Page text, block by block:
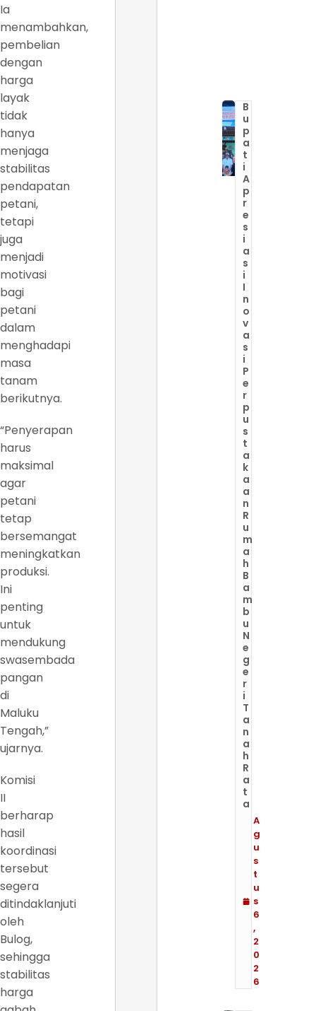
Ia
menambahkan,
pembelian
dengan
harga
layak
tidak
hanya
menjaga
stabilitas
pendapatan
petani,
tetapi
juga
menjadi
motivasi
bagi
petani
dalam
menghadapi
masa
tanam
berikutnya.
“Penyerapan
harus
maksimal
agar
petani
tetap
bersemangat
meningkatkan
produksi.
Ini
penting
untuk
mendukung
swasembada
pangan
di
Maluku
Tengah,”
ujarnya.
Komisi
II
berharap
hasil
koordinasi
tersebut
segera
ditindaklanjuti
oleh
Bulog,
sehingga
stabilitas
harga
B
u
p
a
t
i
A
p
r
e
s
i
a
s
i
I
n
o
v
a
s
i
P
e
r
p
u
s
t
a
k
a
a
n
R
u
m
a
h
B
a
m
b
u
N
e
g
e
r
i
T
a
n
a
h
R
a
t
a
A
g
u
s
t
u
s
6
,
2
0
2
6